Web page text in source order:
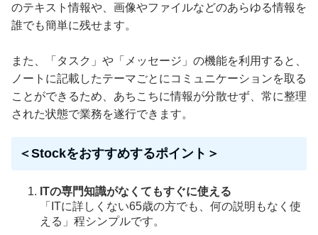
のテキスト情報や、画像やファイルなどのあらゆる情報を
誰でも簡単に残せます。
また、「タスク」や「メッセージ」の機能を利用すると、
ノートに記載したテーマごとにコミュニケーションを取る
ことができるため、あちこちに情報が分散せず、常に整理
された状態で業務を遂行できます。
＜Stockをおすすめするポイント＞
ITの専門知識がなくてもすぐに使える
「ITに詳しくない65歳の方でも、何の説明もなく使
える」程シンプルです。